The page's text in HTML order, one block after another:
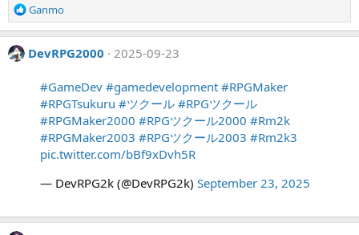
R
e
a
c
Ganmo
DevRPG2000 2025-09-23
#GameDev #gamedevelopment #RPGMaker
#RPGTsukuru #ツクール #RPGツクール
#RPGMaker2000 #RPGツクール2000 #Rm2k
#RPGMaker2003 #RPGツクール2003 #Rm2k3
pic.twitter.com/bBf9xDvh5R
— DevRPG2k (@DevRPG2k) September 23, 2025